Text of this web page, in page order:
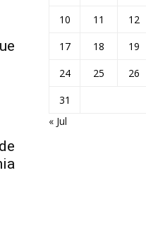
10
11 12
17
18 19
24
25 26
31
« Jul